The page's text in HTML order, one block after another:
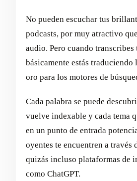
No pueden escuchar tus
podcasts, por muy atractivo
audio. Pero cuando
básicamente estás traduciendo
oro para los motores de
Cada palabra se puede
vuelve indexable y cada tema
en un punto de entrada
oyentes te encuentren a través
quizás incluso plataformas de
como ChatGPT.